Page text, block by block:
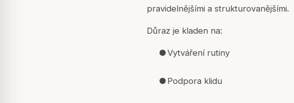
pravidelnějšími a strukturovanějšími.
Důraz je kladen na:
●Vytváření rutiny
● Podpora klidu